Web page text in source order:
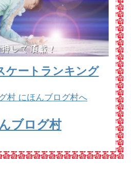
ケートランキング
ブログ村